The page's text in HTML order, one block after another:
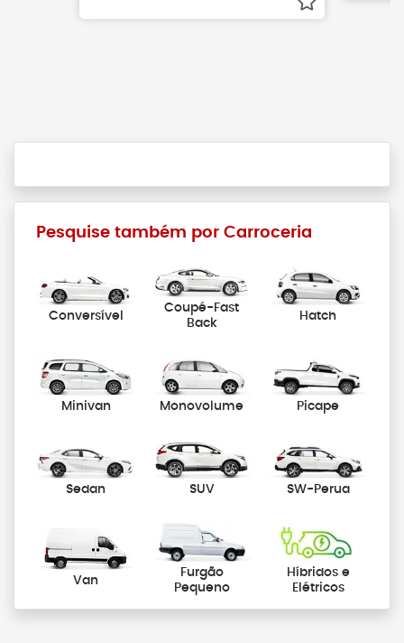
Pesquise também por Carroceria
Conversível
Coupé-Fast
Back
Hatch
Minivan Monovolume Picape
Sedan SUV SW-Perua
Van
Furgão
Pequeno
Híbridos e
Elétricos